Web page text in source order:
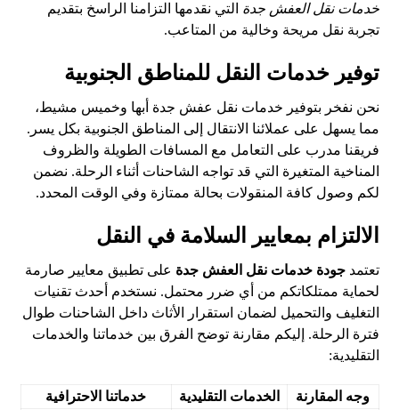
خدمات نقل العفش جدة التي نقدمها التزامنا الراسخ بتقديم
تجربة نقل مريحة وخالية من المتاعب.
توفير خدمات النقل للمناطق الجنوبية
نحن نفخر بتوفير خدمات نقل عفش جدة أبها وخميس مشيط،
مما يسهل على عملائنا الانتقال إلى المناطق الجنوبية بكل يسر.
فريقنا مدرب على التعامل مع المسافات الطويلة والظروف
المناخية المتغيرة التي قد تواجه الشاحنات أثناء الرحلة. نضمن
لكم وصول كافة المنقولات بحالة ممتازة وفي الوقت المحدد.
الالتزام بمعايير السلامة في النقل
تعتمدجودة خدمات نقل العفش جدة على تطبيق معايير صارمة
لحماية ممتلكاتكم من أي ضرر محتمل. نستخدم أحدث تقنيات
التغليف والتحميل لضمان استقرار الأثاث داخل الشاحنات طوال
فترة الرحلة. إليكم مقارنة توضح الفرق بين خدماتنا والخدمات
التقليدية:
وجه المقارنة الخدمات التقليدية
خدماتنا الاحترافية